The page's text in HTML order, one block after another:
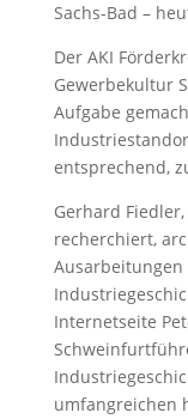
Sachs-Bad –
Der AKI
Gewerbekultur
Aufgabe
entsprechend,
Gerhard
recherchiert,
Internetseite
umfangreichen